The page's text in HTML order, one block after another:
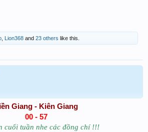
Lion368 and 23 others like this.
Giang - Kiên Giang
00 - 57
cuối tuần nhe các đồng chí !!!